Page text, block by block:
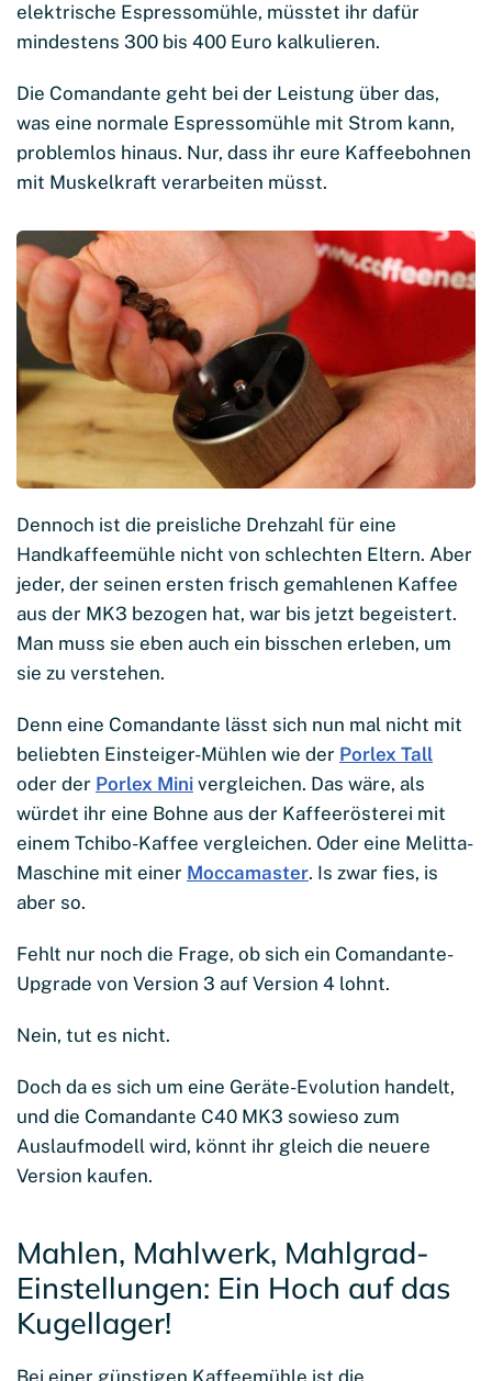
elektrische Espressomühle, müsstet ihr dafür
mindestens 300 bis 400 Euro kalkulieren.
Die Comandante geht bei der Leistung über das,
was eine normale Espressomühle mit Strom kann,
problemlos hinaus. Nur, dass ihr eure Kaffeebohnen
mit Muskelkraft verarbeiten müsst.
Dennoch ist die preisliche Drehzahl für eine
Handkaffeemühle nicht von schlechten Eltern. Aber
jeder, der seinen ersten frisch gemahlenen Kaffee
aus der MK3 bezogen hat, war bis jetzt begeistert.
Man muss sie eben auch ein bisschen erleben, um
sie zu verstehen.
Denn eine Comandante lässt sich nun mal nicht mit
beliebten Einsteiger-Mühlen wie der Porlex Tall
oder der Porlex Mini vergleichen. Das wäre, als
würdet ihr eine Bohne aus der Kaffeerösterei mit
einem Tchibo-Kaffee vergleichen. Oder eine Melitta-
Maschine mit einer Moccamaster. Is zwar fies, is
aber so.
Fehlt nur noch die Frage, ob sich ein Comandante-
Upgrade von Version 3 auf Version 4 lohnt.
Nein, tut es nicht.
Doch da es sich um eine Geräte-Evolution handelt,
und die Comandante C40 MK3 sowieso zum
Auslaufmodell wird, könnt ihr gleich die neuere
Version kaufen.
Mahlen, Mahlwerk, Mahlgrad-
Einstellungen: Ein Hoch auf das
Kugellager!